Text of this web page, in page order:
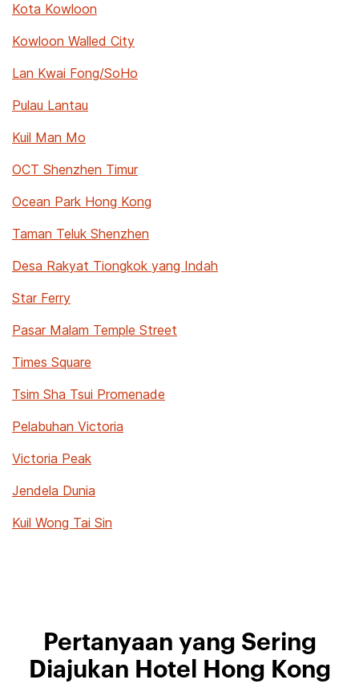
Kota Kowloon
Kowloon Walled City
Lan Kwai Fong/SoHo
Pulau Lantau
Kuil Man Mo
OCT Shenzhen Timur
Ocean Park Hong Kong
Taman Teluk Shenzhen
Desa Rakyat Tiongkok yang Indah
Star Ferry
Pasar Malam Temple Street
Times Square
Tsim Sha Tsui Promenade
Pelabuhan Victoria
Victoria Peak
Jendela Dunia
Kuil Wong Tai Sin
Pertanyaan yang Sering
Diajukan Hotel Hong Kong